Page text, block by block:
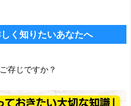
く知りたいあなたへ
ご存じですか？